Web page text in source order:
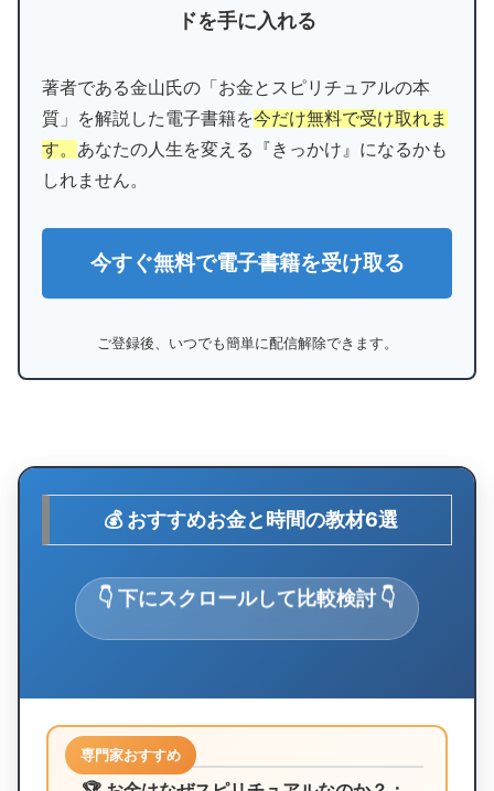
ドを手に入れる
著者である金山氏の「お金とスピリチュアルの本
質」を解説した電子書籍を今だけ無料で受け取れま
す。 あなたの人生を変える『きっかけ』になるかも
しれません。
今すぐ無料で電子書籍を受け取る
ご登録後、いつでも簡単に配信解除できます。
💰 おすすめお金と時間の教材6選
👇 下にスクロールして比較検討 👇
専門家おすすめ